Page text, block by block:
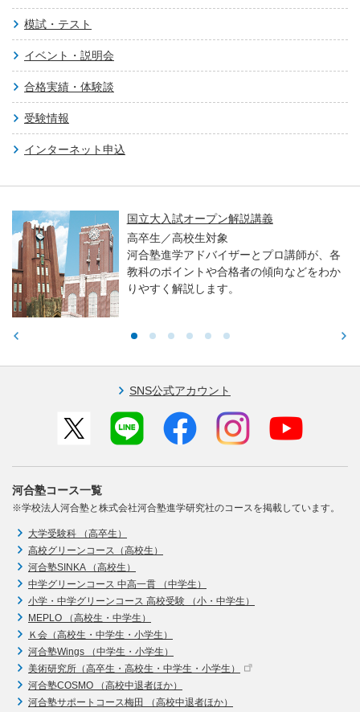
模試・テスト
イベント・説明会
合格実績・体験談
受験情報
インターネット申込
国立大入試オープン解説講義
高卒生／高校生対象
河合塾進学アドバイザーとプロ講師が、各
教科のポイントや合格者の傾向などをわか
りやすく解説します。
SNS公式アカウント
河合塾コース一覧
※学校法人河合塾と株式会社河合塾進学研究社のコースを掲載しています。
大学受験科 （高卒生）
高校グリーンコース（高校生）
河合塾SINKA （高校生）
中学グリーンコース 中高一貫 （中学生）
小学・中学グリーンコース 高校受験 （小・中学生）
MEPLO （高校生・中学生）
Ｋ会（高校生・中学生・小学生）
河合塾Wings （中学生・小学生）
美術研究所（高卒生・高校生・中学生・小学生）
河合塾COSMO （高校中退者ほか）
河合塾サポートコース梅田 （高校中退者ほか）